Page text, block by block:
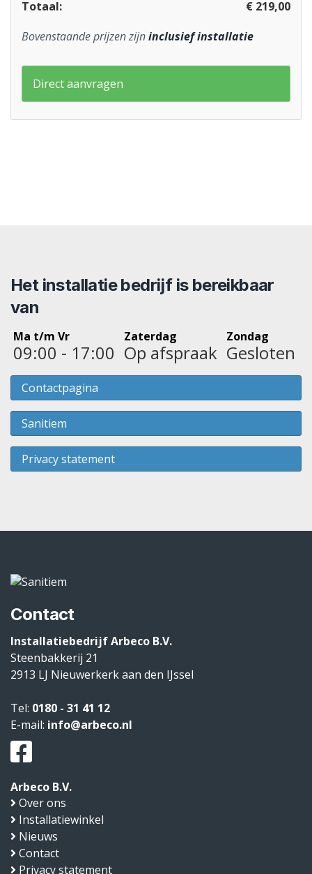
Totaal:
€ 219,00
Bovenstaande prijzen zijninclusief installatie
Direct aanvragen
Het installatie bedrijf is bereikbaar
van
Ma t/m Vr
09:00 - 17:00
Zaterdag
Op afspraak
Zondag
Gesloten
Contactpagina
Sanitiem
Privacy statement
Contact
Installatiebedrijf Arbeco B.V.
Steenbakkerij 21
2913 LJ Nieuwerkerk aan den IJssel
Tel: 0180 - 31 41 12
E-mail: info@arbeco.nl
Arbeco B.V.
Over ons
Installatiewinkel
Nieuws
Contact
Privacy statement